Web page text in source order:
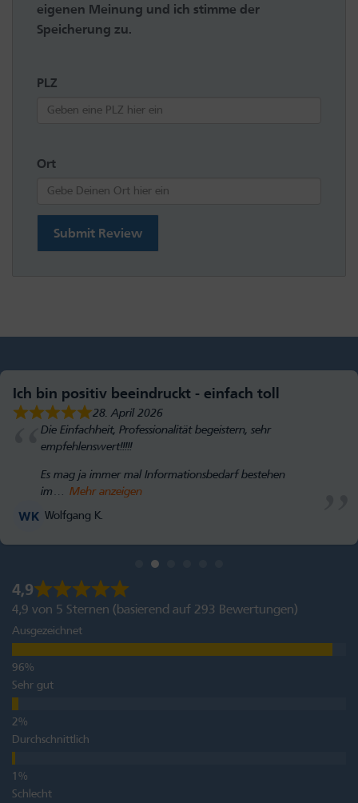
eigenen Meinung und ich stimme der
Speicherung zu.
PLZ
Ort
Submit Review
Ich bin positiv beeindruckt - einfach toll
28. April 2026
Die Einfachheit, Professionalität begeistern, sehr
empfehlenswert!!!!!
Es mag ja immer mal Informationsbedarf bestehen
im
Mehr anzeigen
Wolfgang K.
4,9
4,9 von 5 Sternen (basierend auf 293 Bewertungen)
Ausgezeichnet
Sehr gut
Durchschnittlich
Schlecht